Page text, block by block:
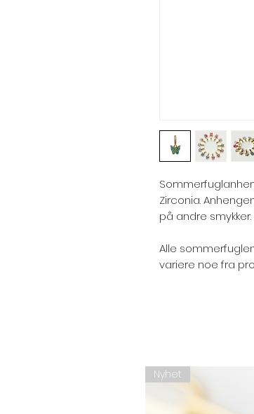
Zirconia.
på andre
Alle
variere noe fra
Nyhet